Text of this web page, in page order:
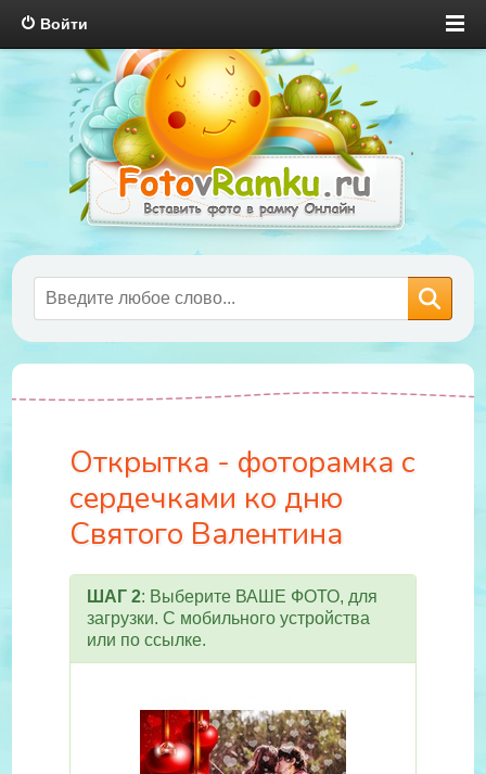
Войти
Открытка - фоторамка с
сердечками ко дню
Святого Валентина
ШАГ 2: Выберите ВАШЕ ФОТО, для
загрузки. С мобильного устройства
или по ссылке.